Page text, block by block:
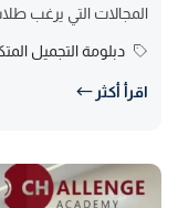
المجالات التي يرغب
دبلومة التجميل
اقرأ أكثر